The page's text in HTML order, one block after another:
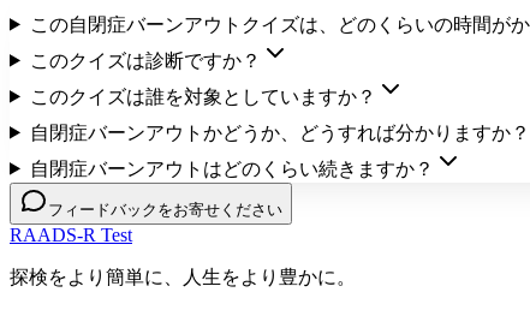
この自閉症バーンアウトクイズは、どのくらいの時間が
このクイズは診断ですか？
このクイズは誰を対象としていますか？
自閉症バーンアウトかどうか、どうすれば分かりますか？
自閉症バーンアウトはどのくらい続きますか？
フィードバックをお寄せください
RAADS-R Test
探検をより簡単に、人生をより豊かに。